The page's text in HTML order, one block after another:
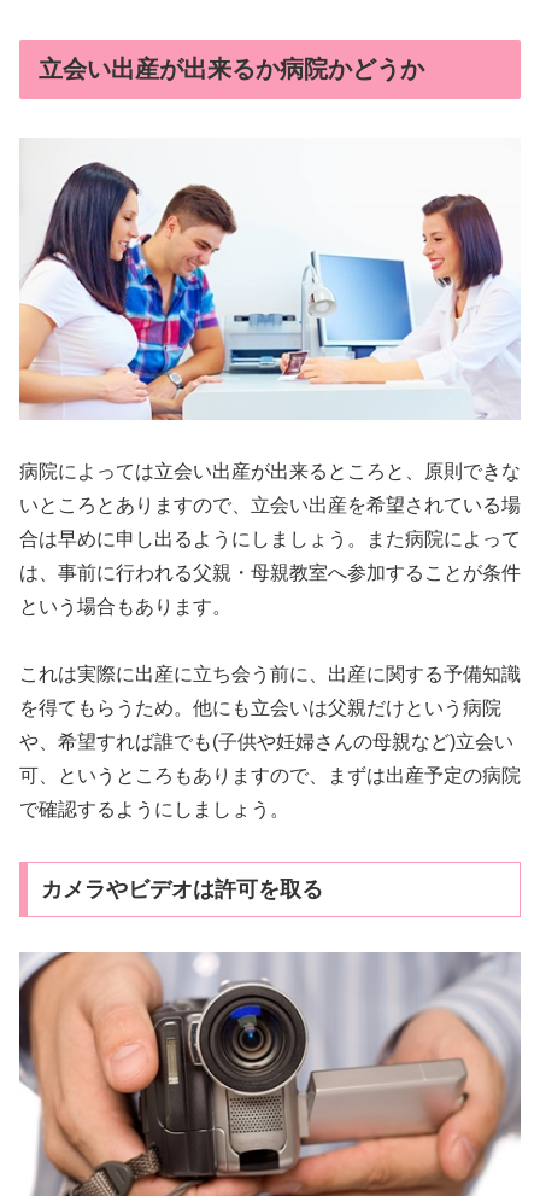
立会い出産が出来るか病院かどうか
病院によっては立会い出産が出来るところと、原則できな
いところとありますので、立会い出産を希望されている場
合は早めに申し出るようにしましょう。また病院によって
は、事前に行われる父親・母親教室へ参加することが条件
という場合もあります。
これは実際に出産に立ち会う前に、出産に関する予備知識
を得てもらうため。他にも立会いは父親だけという病院
や、希望すれば誰でも(子供や妊婦さんの母親など)立会い
可、というところもありますので、まずは出産予定の病院
で確認するようにしましょう。
カメラやビデオは許可を取る